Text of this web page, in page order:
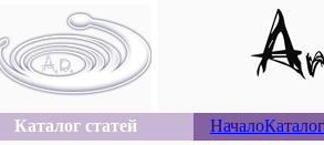
Каталог статей Начало